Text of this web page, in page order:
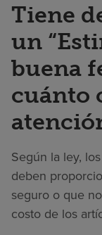
Tiene
un
buena
cuánto
Según la ley,
deben
seguro o que
costo de los